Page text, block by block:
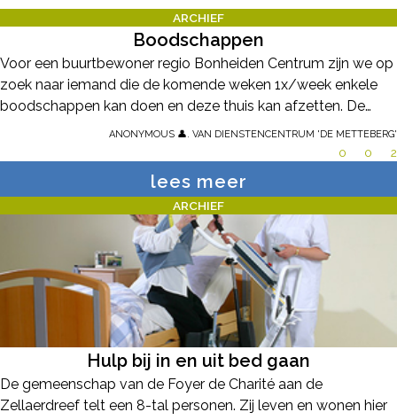
ARCHIEF
Boodschappen
Voor een buurtbewoner regio Bonheiden Centrum zijn we op
zoek naar iemand die de komende weken 1x/week enkele
boodschappen kan doen en deze thuis kan afzetten. De
persoon die dit normaal voor hem doet, heeft zijn been
gebroken en kan dit tijdelijk niet doen. Kan iemand de
Anonymous 👤. van Dienstencentrum 'De Metteberg'
0 0 2
lees meer
ARCHIEF
Hulp bij in en uit bed gaan
De gemeenschap van de Foyer de Charité aan de
Zellaerdreef telt een 8-tal personen. Zij leven en wonen hier